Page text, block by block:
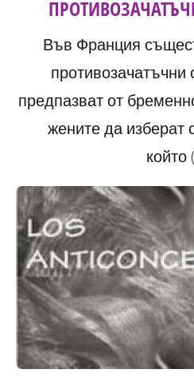
Във Франция
противозачатъчни
предпазват от
жените да изберат
който